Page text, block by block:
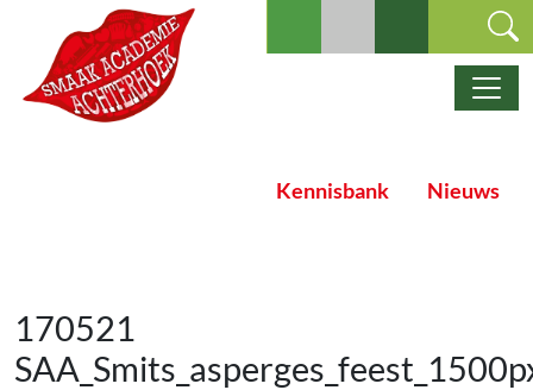
Ga naar de inhoud
Hoofdnavigatie
Kennisbank Nieuws
170521